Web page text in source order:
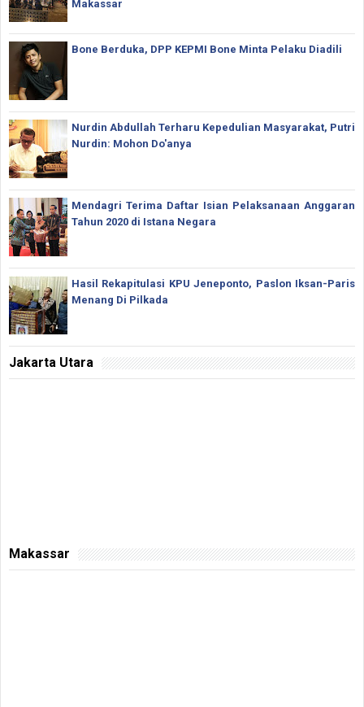
Makassar
Bone Berduka, DPP KEPMI Bone Minta Pelaku Diadili
Nurdin Abdullah Terharu Kepedulian Masyarakat, Putri
Nurdin: Mohon Do'anya
Mendagri Terima Daftar Isian Pelaksanaan Anggaran
Tahun 2020 di Istana Negara
Hasil Rekapitulasi KPU Jeneponto, Paslon Iksan-Paris
Menang Di Pilkada
Jakarta Utara
Makassar